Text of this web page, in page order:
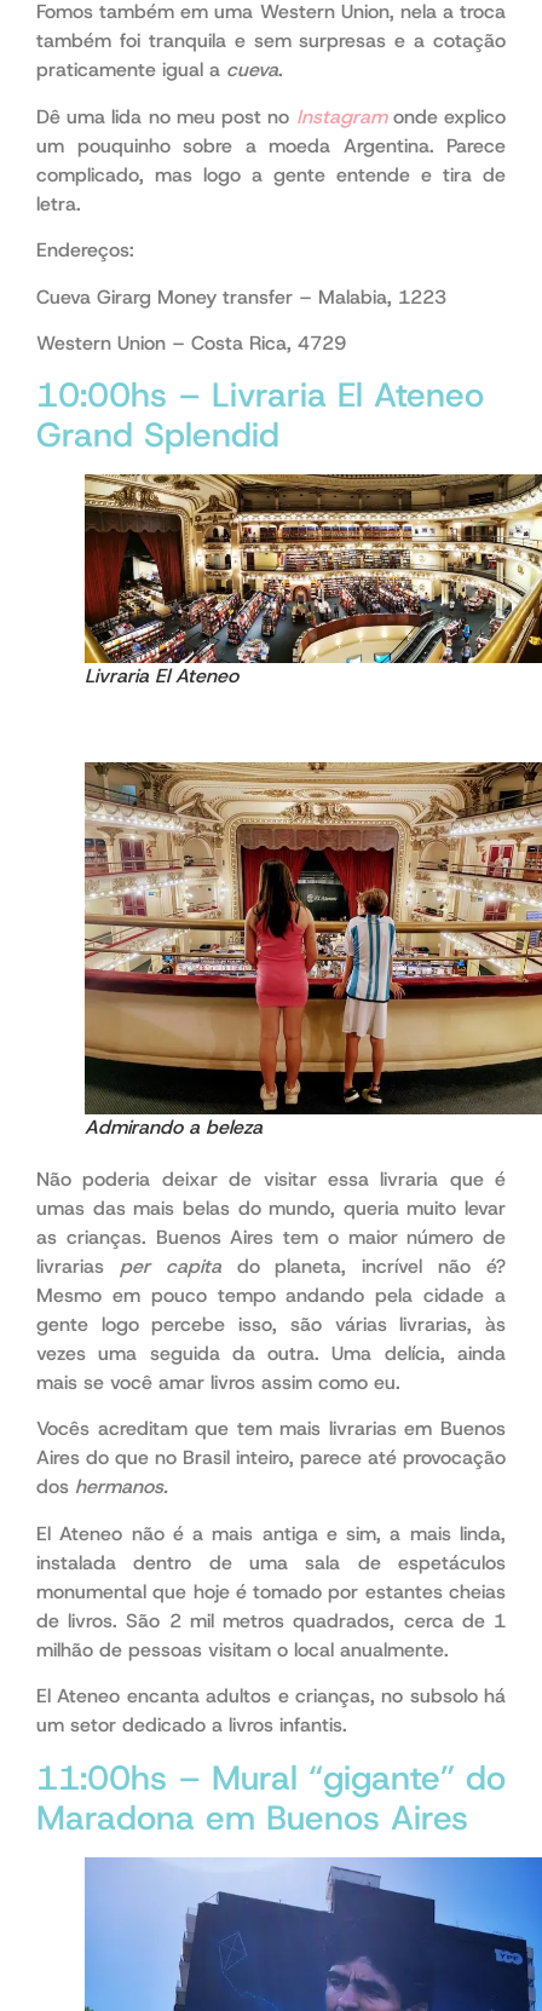
Fomos também em uma Western Union, nela a troca
também foi tranquila e sem surpresas e a cotação
praticamente igual a cueva.
Dê uma lida no meu post no Instagramonde explico
um pouquinho sobre a moeda Argentina. Parece
complicado, mas logo a gente entende e tira de
letra.
Endereços:
Cueva Girarg Money transfer – Malabia, 1223
Western Union – Costa Rica, 4729
10:00hs – Livraria El Ateneo
Grand Splendid
Livraria El Ateneo
Admirando a beleza
Não poderia deixar de visitar essa livraria que é
umas das mais belas do mundo, queria muito levar
as crianças. Buenos Aires tem o maior número de
livrarias per capitado planeta, incrível não é?
Mesmo em pouco tempo andando pela cidade a
gente logo percebe isso, são várias livrarias, às
vezes uma seguida da outra. Uma delícia, ainda
mais se você amar livros assim como eu.
Vocês acreditam que tem mais livrarias em Buenos
Aires do que no Brasil inteiro, parece até provocação
dos hermanos.
El Ateneo não é a mais antiga e sim, a mais linda,
instalada dentro de uma sala de espetáculos
monumental que hoje é tomado por estantes cheias
de livros. São 2 mil metros quadrados, cerca de 1
milhão de pessoas visitam o local anualmente.
El Ateneo encanta adultos e crianças, no subsolo há
um setor dedicado a livros infantis.
11:00hs – Mural “gigante” do
Maradona em Buenos Aires